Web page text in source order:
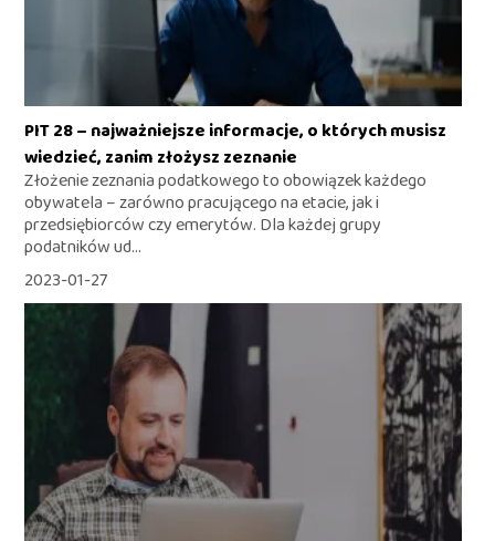
PIT 28 – najważniejsze informacje, o których musisz
wiedzieć, zanim złożysz zeznanie
Złożenie zeznania podatkowego to obowiązek każdego
obywatela – zarówno pracującego na etacie, jak i
przedsiębiorców czy emerytów. Dla każdej grupy
podatników ud...
2023-01-27